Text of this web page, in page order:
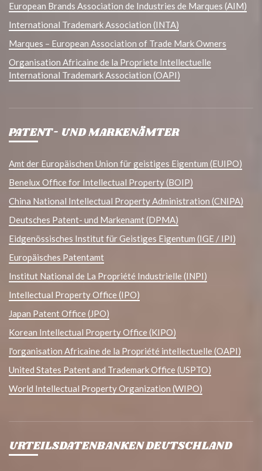
European Brands Association de Industries de Marques (AIM)
International Trademark Association (INTA)
Marques – European Association of Trade Mark Owners
Organisation Africaine de la Propriete Intellectuelle
International Trademark Association (OAPI)
PATENT- UND MARKENÄMTER
Amt der Europäischen Union für geistiges Eigentum (EUIPO)
Benelux Office for Intellectual Property (BOIP)
China National Intellectual Property Administration (CNIPA)
Deutsches Patent- und Markenamt (DPMA)
Eidgenössisches Institut für Geistiges Eigentum (IGE / IPI)
Europäisches Patentamt
Institut National de La Propriété Industrielle (INPI)
Intellectual Property Office (IPO)
Japan Patent Office (JPO)
Korean Intellectual Property Office (KIPO)
l'organisation Africaine de la Propriété intellectuelle (OAPI)
United States Patent and Trademark Office (USPTO)
World Intellectual Property Organization (WIPO)
URTEILSDATENBANKEN DEUTSCHLAND